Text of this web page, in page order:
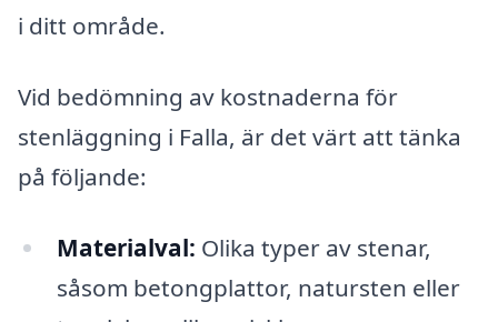
i ditt område.
Vid bedömning av kostnaderna för
stenläggning i Falla, är det värt att tänka
på följande:
Materialval: Olika typer av stenar,
såsom betongplattor, natursten eller